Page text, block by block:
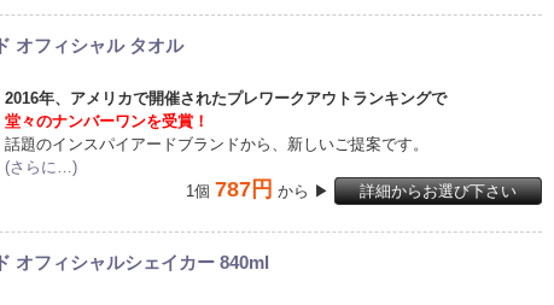
オフィシャル タオル
2016年、アメリカで開催されたプレワークアウトランキングで
堂々のナンバーワンを受賞！
話題のインスパイアードブランドから、新しいご提案です。
(さらに…)
1個 787円 から ▶ 詳細からお選び下さい
オフィシャルシェイカー 840ml